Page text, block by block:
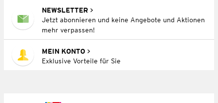
NEWSLETTER
Jetzt abonnieren und keine Angebote und Aktionen
mehr verpassen!
MEIN KONTO
Exklusive Vorteile für Sie